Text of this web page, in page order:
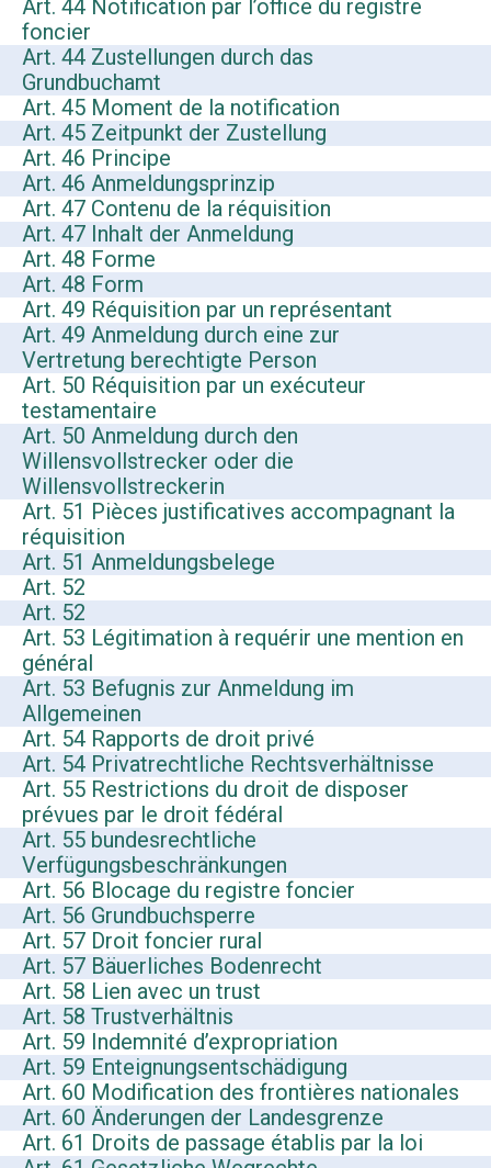
Art. 44 Notification par l’office du registre
foncier
Art. 44 Zustellungen durch das
Grundbuchamt
Art. 45 Moment de la notification
Art. 45 Zeitpunkt der Zustellung
Art. 46 Principe
Art. 46 Anmeldungsprinzip
Art. 47 Contenu de la réquisition
Art. 47 Inhalt der Anmeldung
Art. 48 Forme
Art. 48 Form
Art. 49 Réquisition par un représentant
Art. 49 Anmeldung durch eine zur
Vertretung berechtigte Person
Art. 50 Réquisition par un exécuteur
testamentaire
Art. 50 Anmeldung durch den
Willensvollstrecker oder die
Willensvollstreckerin
Art. 51 Pièces justificatives accompagnant la
réquisition
Art. 51 Anmeldungsbelege
Art. 52
Art. 52
Art. 53 Légitimation à requérir une mention en
général
Art. 53 Befugnis zur Anmeldung im
Allgemeinen
Art. 54 Rapports de droit privé
Art. 54 Privatrechtliche Rechtsverhältnisse
Art. 55 Restrictions du droit de disposer
prévues par le droit fédéral
Art. 55 bundesrechtliche
Verfügungsbeschränkungen
Art. 56 Blocage du registre foncier
Art. 56 Grundbuchsperre
Art. 57 Droit foncier rural
Art. 57 Bäuerliches Bodenrecht
Art. 58 Lien avec un trust
Art. 58 Trustverhältnis
Art. 59 Indemnité d’expropriation
Art. 59 Enteignungsentschädigung
Art. 60 Modification des frontières nationales
Art. 60 Änderungen der Landesgrenze
Art. 61 Droits de passage établis par la loi